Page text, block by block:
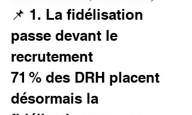
📌 1. La fidélisation
passe devant le
recrutement
71 % des DRH placent
désormais la